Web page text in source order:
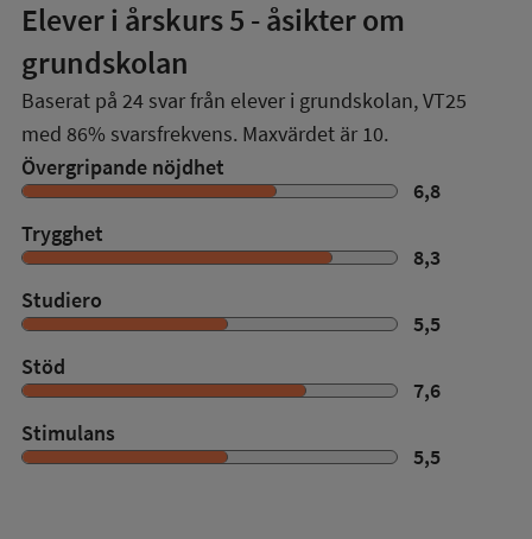
Elever i årskurs 5 - åsikter om
grundskolan
Baserat på 24 svar från elever i grundskolan,VT25
med 86% svarsfrekvens. Maxvärdet är 10.
Övergripande nöjdhet
6,8
Trygghet
8,3
Studiero
5,5
Stöd
7,6
Stimulans
5,5